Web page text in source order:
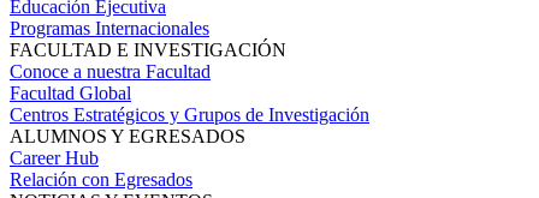
Educación Ejecutiva
Programas Internacionales
FACULTAD E INVESTIGACIÓN
Conoce a nuestra Facultad
Facultad Global
Centros Estratégicos y Grupos de Investigación
ALUMNOS Y EGRESADOS
Career Hub
Relación con Egresados